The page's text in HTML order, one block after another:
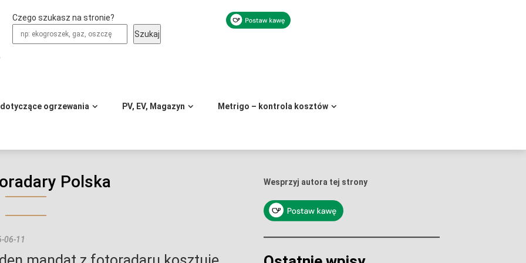
Czego szukasz na stronie?
Szukaj
ogrzewania PV, EV, Magazyn Metrigo – kontrola kosztów
Polska
06-11
Wesprzyj autora tej strony